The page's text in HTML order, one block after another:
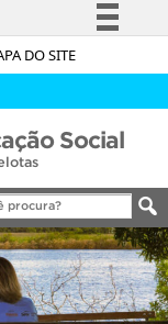
DO SITE
à informação
Canais
Social